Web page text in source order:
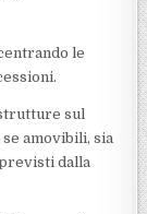
le
sul
amovibili, sia
dalla